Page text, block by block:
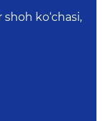
ko‘chasi,